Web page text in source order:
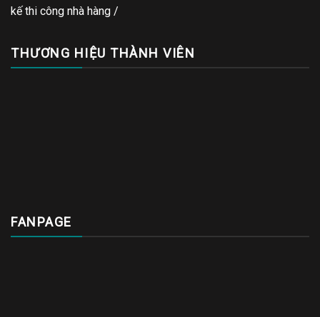
kế thi công nhà hàng /
THƯƠNG HIỆU THÀNH VIÊN
FANPAGE